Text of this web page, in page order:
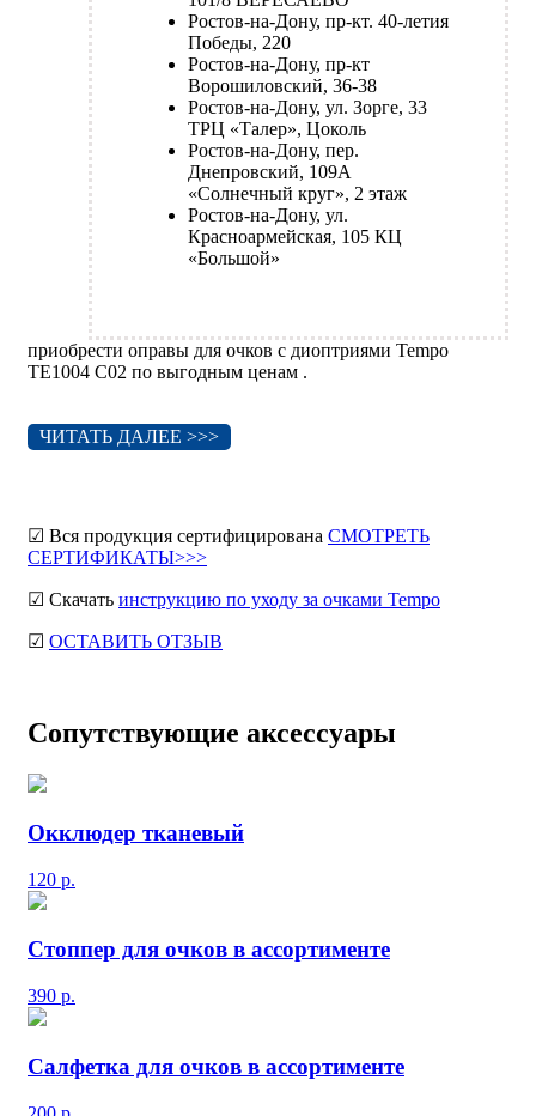
Ростов-на-Дону, пр-кт. 40-летия
Победы, 220
Ростов-на-Дону, пр-кт
Ворошиловский, 36-38
Ростов-на-Дону, ул. Зорге, 33
ТРЦ «Талер», Цоколь
Ростов-на-Дону, пер.
Днепровский, 109А
«Солнечный круг», 2 этаж
Ростов-на-Дону, ул.
Красноармейская, 105 КЦ
«Большой»
приобрести оправы для очков с диоптриями Tempo
TE1004 C02 по выгодным ценам .
ЧИТАТЬ ДАЛЕЕ >>>
☑ Вся продукция сертифицирована СМОТРЕТЬ
СЕРТИФИКАТЫ>>>
☑ Скачать инструкцию по уходу за очками Tempo
☑ ОСТАВИТЬ ОТЗЫВ
Сопутствующие аксессуары
Окклюдер тканевый
120 р.
Стоппер для очков в ассортименте
390 р.
Салфетка для очков в ассортименте